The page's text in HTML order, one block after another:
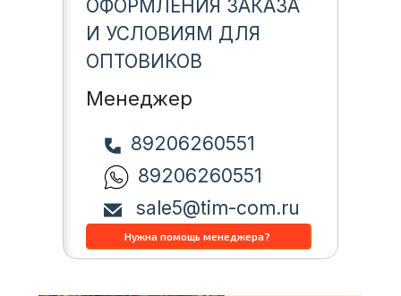
ОФОРМЛЕНИЯ ЗАКАЗА
И УСЛОВИЯМ ДЛЯ
ОПТОВИКОВ
Менеджер
89206260551
89206260551
sale5@tim-com.ru